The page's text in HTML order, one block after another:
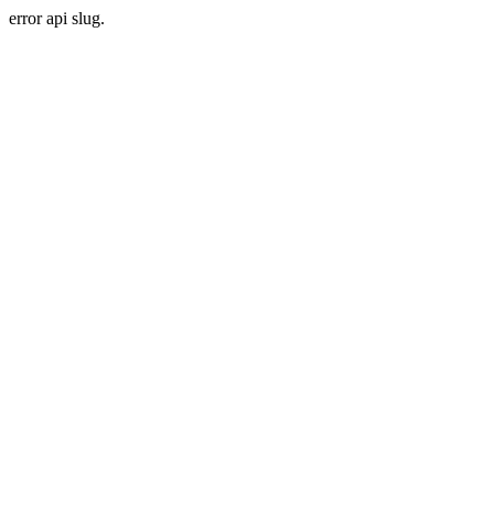
error api slug.